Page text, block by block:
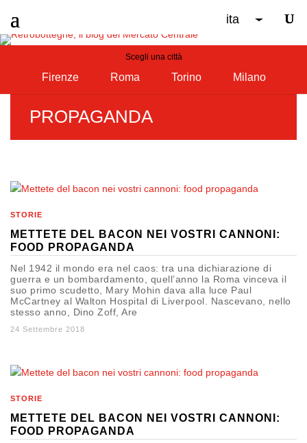
ita
Scegli una città
Firenze Roma Torino Milano
PROPAGANDA
STORIE
METTETE DEL BACON NEI VOSTRI CANNONI:
FOOD PROPAGANDA
Nel 1942 il mondo era nel caos: tra una dichiarazione di
guerra e un bombardamento, quell’anno la Roma vinceva il
suo primo scudetto, Mary Mohin dava alla luce Paul
McCartney al Walton Hospital di Liverpool. Nascevano, nello
stesso anno, Dino Zoff, Are
24 Settembre 2018
STORIE
METTETE DEL BACON NEI VOSTRI CANNONI:
FOOD PROPAGANDA